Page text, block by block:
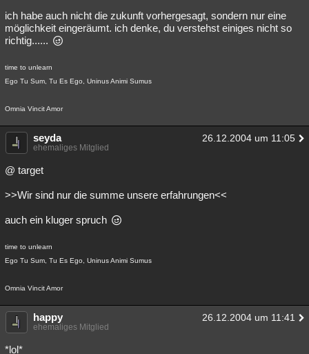
ich habe auch nicht die zukunft vorhergesagt, sondern nur eine
möglichkeit eingeräumt. ich denke, du verstehst einiges nicht so
richtig......
time to unlearn
Ego Tu Sum, Tu Es Ego, Uninus Animi Sumus
Omnia Vincit Amor
seyda 26.12.2004 um 11:05
ehemaliges Mitglied
@ target
>>Wir sind nur die summe unsere erfahrungen<<
auch ein kluger spruch
time to unlearn
Ego Tu Sum, Tu Es Ego, Uninus Animi Sumus
Omnia Vincit Amor
happy 26.12.2004 um 11:41
ehemaliges Mitglied
*lol*